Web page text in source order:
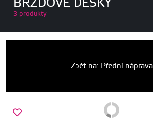
BRZDOVÉ DESKY
3 produkty
Zpět na: Přední náprava